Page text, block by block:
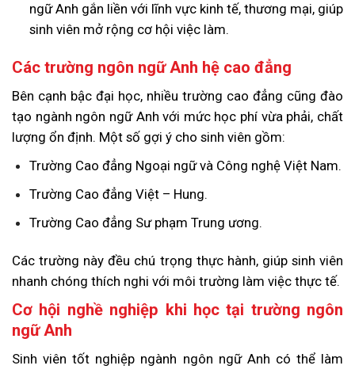
ngữ Anh gắn liền với lĩnh vực kinh tế, thương mại, giúp
sinh viên mở rộng cơ hội việc làm.
Các trường ngôn ngữ Anh hệ cao đẳng
Bên cạnh bậc đại học, nhiều trường cao đẳng cũng đào
tạo ngành ngôn ngữ Anh với mức học phí vừa phải, chất
lượng ổn định. Một số gợi ý cho sinh viên gồm:
Trường Cao đẳng Ngoại ngữ và Công nghệ Việt Nam.
Trường Cao đẳng Việt – Hung.
Trường Cao đẳng Sư phạm Trung ương.
Các trường này đều chú trọng thực hành, giúp sinh viên
nhanh chóng thích nghi với môi trường làm việc thực tế.
Cơ hội nghề nghiệp khi học tại trường ngôn
ngữ Anh
Sinh viên tốt nghiệp ngành ngôn ngữ Anh có thể làm